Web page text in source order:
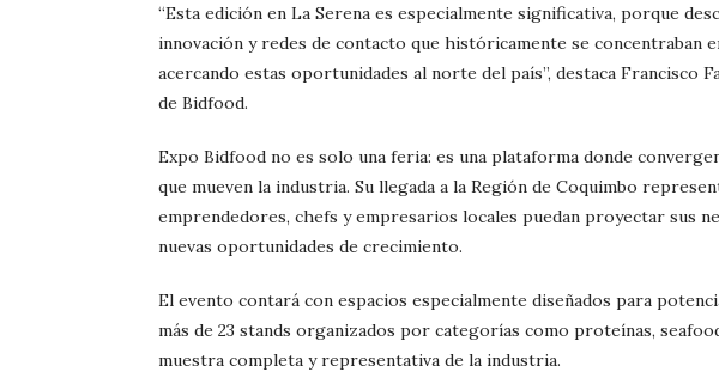
“Esta edición en La Serena es especialmente significativa, porque
innovación y redes de contacto que históricamente se concentraban
acercando estas oportunidades al norte del país”, destaca Francisco
de Bidfood.
Expo Bidfood no es solo una feria: es una plataforma donde
que mueven la industria. Su llegada a la Región de Coquimbo
emprendedores, chefs y empresarios locales puedan proyectar sus
nuevas oportunidades de crecimiento.
El evento contará con espacios especialmente diseñados para
más de 23 stands organizados por categorías como proteínas,
muestra completa y representativa de la industria.